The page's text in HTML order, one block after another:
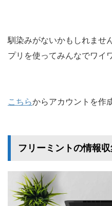
馴染みがないかもしれませ
プリを使ってみんなでワイ
こちらからアカウントを作
フリーミントの情報